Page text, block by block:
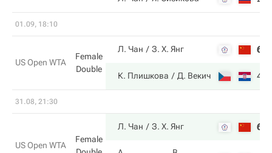
01.09, 18:10
US Open WTA
Female
Double
Л. Чан З. Х. Янг 6
К. Плишкова Д. Векич 4
31.08, 21:30
US Open WTA
Female
Л. Чан З. Х. Янг 6